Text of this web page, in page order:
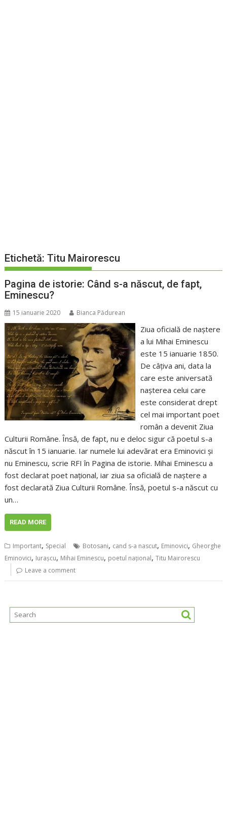
Etichetă:Titu Mairorescu
Pagina de istorie: Când s-a născut, de fapt,
Eminescu?
15 ianuarie 2020 Bianca Pădurean
Ziua oficială de naștere
a lui Mihai Eminescu
este 15 ianuarie 1850.
De câțiva ani, data la
care este aniversată
nașterea celui care
este considerat drept
cel mai important poet
român a devenit Ziua
Culturii Române. Însă, de fapt, nu e deloc sigur că poetul s-a
născut în 15 ianuarie. Iar numele lui adevărat era Eminovici și
nu Eminescu, scrie RFI în Pagina de istorie. Mihai Eminescu a
fost declarat poet național, iar ziua sa oficială de naștere a
fost declarată Ziua Culturii Române. Însă, poetul s-a născut cu
un…
READ MORE
Important, Special Botosani, cand s-a nascut, Eminovici, Gheorghe
Eminovici, Iurașcu, Mihai Eminescu, poetul național,Titu Mairorescu
Leave a comment